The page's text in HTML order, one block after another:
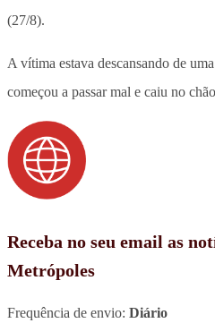
(27/8).
A vítima estava descansando de
começou a passar mal e caiu no
Receba no seu email as
Metrópoles
Frequência de envio: Diário